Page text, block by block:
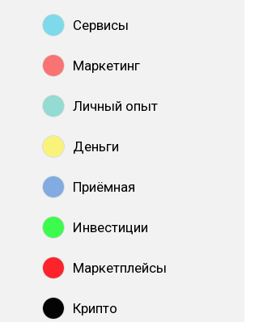
Сервисы
Маркетинг
Личный опыт
Деньги
Приёмная
Инвестиции
Маркетплейсы
Крипто